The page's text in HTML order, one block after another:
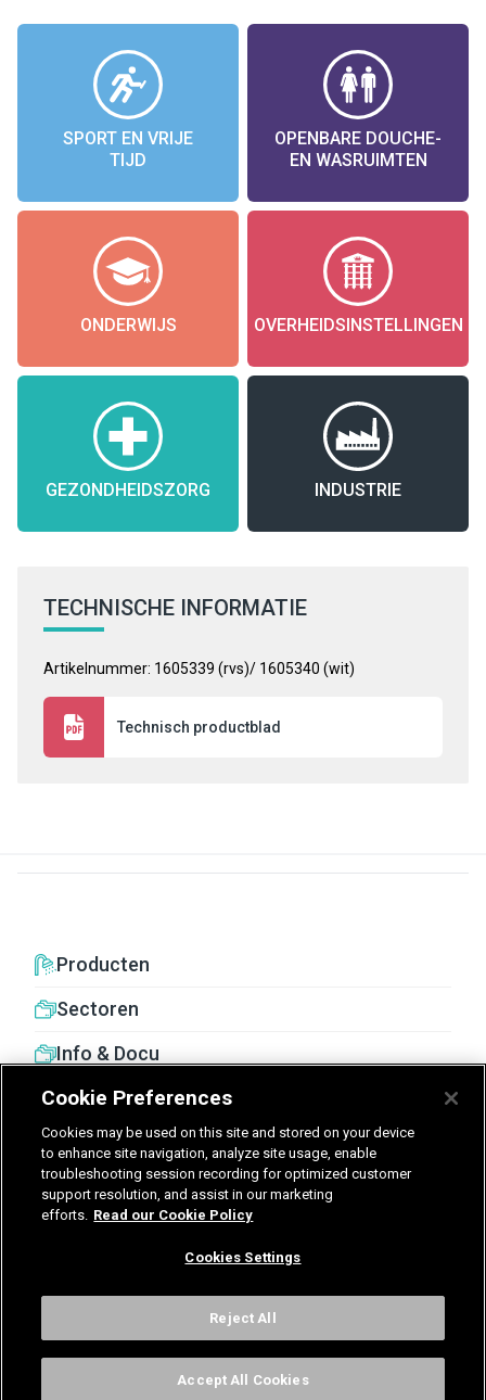
SPORT EN VRIJE
TIJD
OPENBARE DOUCHE-
EN WASRUIMTEN
ONDERWIJS OVERHEIDSINSTELLINGEN
GEZONDHEIDSZORG INDUSTRIE
TECHNISCHE INFORMATIE
Artikelnummer: 1605339 (rvs)/ 1605340 (wit)
Technisch productblad
Producten
Sectoren
Info & Docu
United Kingdom Germany Nederland
België - Nederlands
Cookie Preferences
Cookies may be used on this site and stored on your device
to enhance site navigation, analyze site usage, enable
troubleshooting session recording for optimized customer
support resolution, and assist in our marketing
efforts. Read our Cookie Policy
Cookies Settings
Reject All
Accept All Cookies